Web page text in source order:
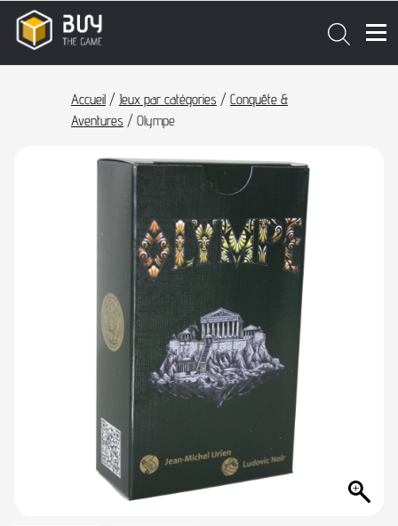
Accueil / Jeux par catégories / Conquête &
Aventures / Olympe